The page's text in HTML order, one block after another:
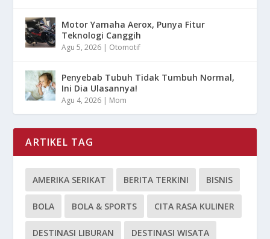
Motor Yamaha Aerox, Punya Fitur
Teknologi Canggih
Agu 5, 2026 | Otomotif
Penyebab Tubuh Tidak Tumbuh Normal,
Ini Dia Ulasannya!
Agu 4, 2026 | Mom
ARTIKEL TAG
AMERIKA SERIKAT BERITA TERKINI BISNIS
BOLA BOLA & SPORTS CITA RASA KULINER
DESTINASI LIBURAN DESTINASI WISATA